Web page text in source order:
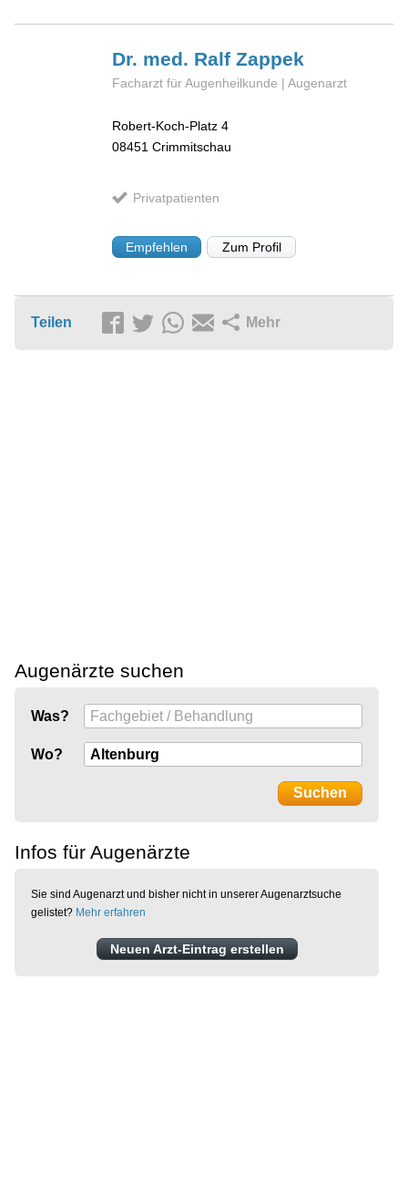
Dr. med. RalfZappek
Facharzt für Augenheilkunde | Augenarzt
Robert-Koch-Platz 4
08451 Crimmitschau
Privatpatienten
Empfehlen Zum Profil
Teilen Mehr
Augenärzte suchen
Was?
Wo?
Infos für Augenärzte
Sie sind Augenarzt und bisher nicht in unserer Augenarztsuche
gelistet? Mehr erfahren
Neuen Arzt-Eintrag erstellen